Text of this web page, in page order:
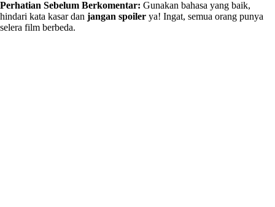
Perhatian Sebelum Berkomentar: Gunakan bahasa yang baik,
hindari kata kasar dan jangan spoiler ya! Ingat, semua orang punya
selera film berbeda.